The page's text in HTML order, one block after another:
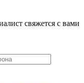
свяжется с вами